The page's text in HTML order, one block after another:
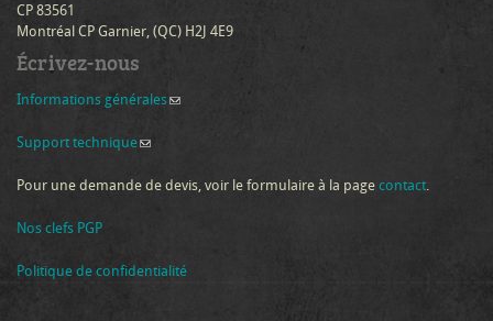
CP 83561
Montréal CP Garnier, (QC) H2J 4E9
Écrivez-nous
Informations générales(link sends e-mail)
Support technique(link sends e-mail)
Pour une demande de devis, voir le formulaire à la page contact.
Nos clefs PGP
Politique de confidentialité